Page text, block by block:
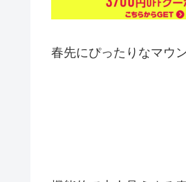
春先にぴったりなマウ